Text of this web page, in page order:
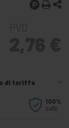
di tariffa
100%
safe